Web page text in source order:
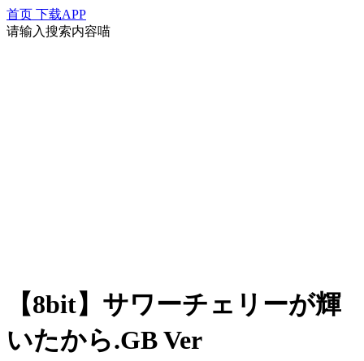
首页 下载APP
请输入搜索内容喵
【8bit】サワーチェリーが輝
いたから.GB Ver